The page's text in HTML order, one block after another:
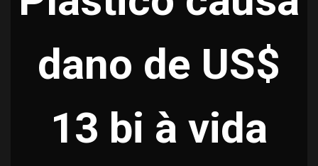
dano de US$
13 bi à vida